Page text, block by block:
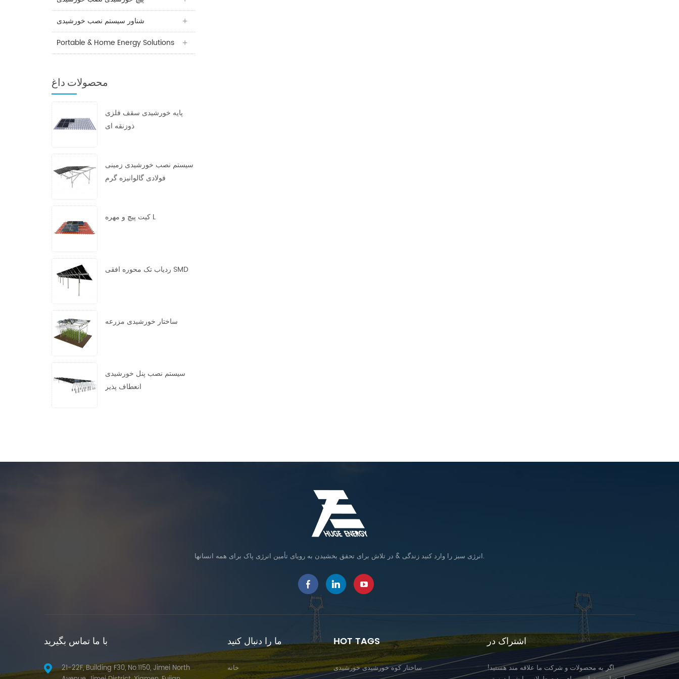
شناور سیستم نصب خورشیدی
Portable & Home Energy Solutions
محصولات داغ
پایه خورشیدی سقف فلزی
ذوزنقه ای
سیستم نصب خورشیدی زمینی
فولادی گالوانیزه گرم
کیت پیچ و مهره L
ردیاب تک محوره افقی SMD
ساختار خورشیدی مزرعه
سیستم نصب پنل خورشیدی
انعطاف پذیر
انرژی سبز را وارد کنید زندگی & در تلاش برای تحقق بخشیدن به رویای تأمین انرژی پاک برای همه انسانها.
با ما تماس بگیرید
21-22F, Building F30, No.1150, Jimei North
ما را دنبال کنید
خانه
HOT TAGS
ساختار کوه خورشیدی خورشیدی
اشتراک در
اگر به محصولات و شرکت ما علاقه مند هستید!